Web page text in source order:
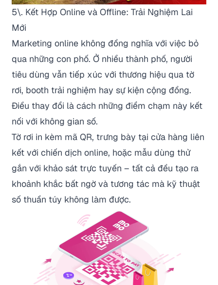
5\. Kết Hợp Online và Offline: Trải Nghiệm Lai
Mới
Marketing online không đồng nghĩa với việc bỏ
qua những con phố. Ở nhiều thành phố, người
tiêu dùng vẫn tiếp xúc với thương hiệu qua tờ
rơi, booth trải nghiệm hay sự kiện cộng đồng.
Điều thay đổi là cách những điểm chạm này kết
nối với không gian số.
Tờ rơi in kèm mã QR, trưng bày tại cửa hàng liên
kết với chiến dịch online, hoặc mẫu dùng thử
gắn với khảo sát trực tuyến – tất cả đều tạo ra
khoảnh khắc bất ngờ và tương tác mà kỹ thuật
số thuần túy không làm được.